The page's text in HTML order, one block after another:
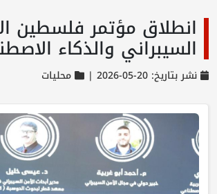
انطلاق مؤتمر فلسطين
السيبراني والذكاء
نشر بتاريخ: 20-05-2026 | محليات